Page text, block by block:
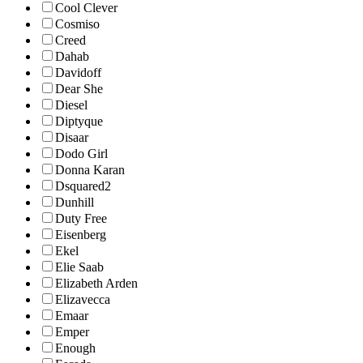
Cool Clever
Cosmiso
Creed
Dahab
Davidoff
Dear She
Diesel
Diptyque
Disaar
Dodo Girl
Donna Karan
Dsquared2
Dunhill
Duty Free
Eisenberg
Ekel
Elie Saab
Elizabeth Arden
Elizavecca
Emaar
Emper
Enough